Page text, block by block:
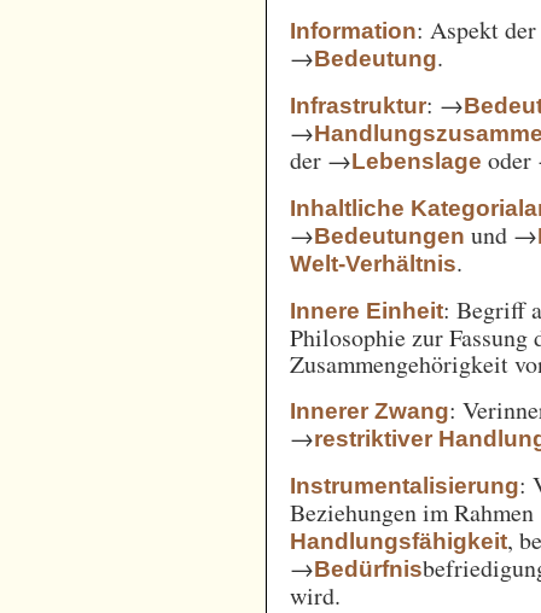
Information: Aspekt
→Bedeutung.
Infrastruktur: →
→
der →Lebenslage
Inhaltliche
→Bedeutungen und →
Welt-Verhältnis.
Innere Einheit: Begriff
Philosophie zur
Zusammengehörigkeit
Innerer Zwang:
→restriktiver
Instrumentalisierung:
Beziehungen im
Handlungsfähigkeit,
→Bedürfnis
wird.